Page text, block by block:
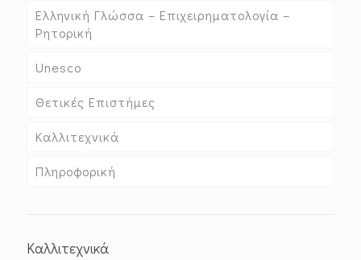
Ελληνική Γλώσσα – Επιχειρηματολογία –
Ρητορική
Unesco
Θετικές Επιστήμες
Καλλιτεχνικά
Πληροφορική
Καλλιτεχνικά